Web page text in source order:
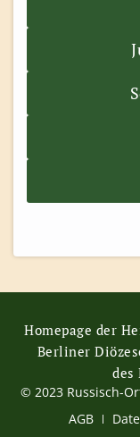
Homepage der
Berliner
des
© 2023 Russisch-
AGB